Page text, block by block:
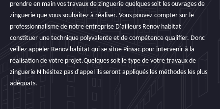
prendre en main vos travaux de zinguerie quelques soit les ouvrages de
zinguerie que vous souhaitez à réaliser. Vous pouvez compter sur le
professionnalisme de notre entreprise D'ailleurs Renov habitat
constituer une technique polyvalente et de compétence qualifier. Donc
veillez appeler Renov habitat qui se situe Pinsac pour intervenir à la
réalisation de votre projet.Quelques soit le type de votre travaux de
zinguerie N'hésitez pas d'appel ils seront appliqués les méthodes les plus
adéquats.